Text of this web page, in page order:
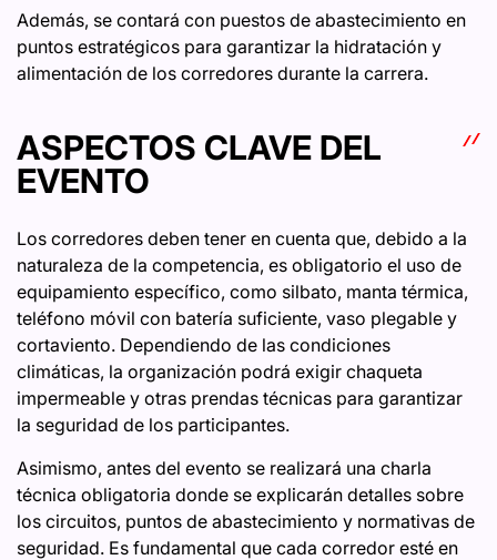
Además, se contará con puestos de abastecimiento en
puntos estratégicos para garantizar la hidratación y
alimentación de los corredores durante la carrera.
ASPECTOS CLAVE DEL
EVENTO
Los corredores deben tener en cuenta que, debido a la
naturaleza de la competencia, es obligatorio el uso de
equipamiento específico, como silbato, manta térmica,
teléfono móvil con batería suficiente, vaso plegable y
cortaviento. Dependiendo de las condiciones
climáticas, la organización podrá exigir chaqueta
impermeable y otras prendas técnicas para garantizar
la seguridad de los participantes.
Asimismo, antes del evento se realizará una charla
técnica obligatoria donde se explicarán detalles sobre
los circuitos, puntos de abastecimiento y normativas de
seguridad. Es fundamental que cada corredor esté en